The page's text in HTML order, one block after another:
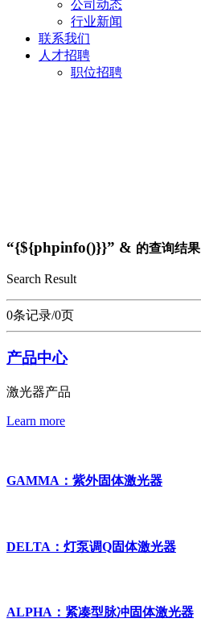
公司动态
行业新闻
联系我们
人才招聘
职位招聘
“{${phpinfo()}}” & 的查询结果
Search Result
0条记录/0页
产品中心
激光器产品
Learn more
GAMMA：紫外固体激光器
DELTA：灯泵调Q固体激光器
ALPHA：紧凑型脉冲固体激光器